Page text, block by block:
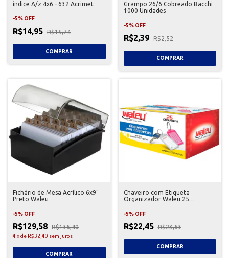
índice A/z 4x6 - 632 Acrimet
-5% OFF
R$14,95 R$15,74
Grampo 26/6 Cobreado Bacchi
1000 Unidades
-5% OFF
R$2,39 R$2,52
Fichário de Mesa Acrílico 6x9"
Preto Waleu
-5% OFF
R$129,58 R$136,40
4 xde R$32,40 sem juros
Chaveiro com Etiqueta
Organizador Waleu 25
-5% OFF
R$22,45 R$23,63